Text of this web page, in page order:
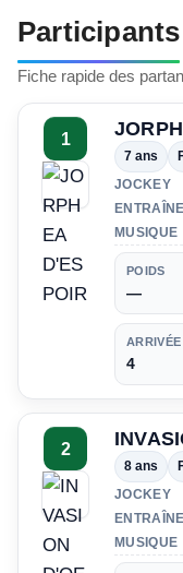
Participants
Fiche rapide des
1
7 ans
JOCKEY
MUSIQUE
POIDS
—
ARRIVÉE
4
2
8 ans
JOCKEY
MUSIQUE